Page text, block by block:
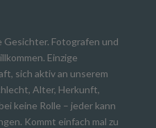
Gesichter. Fotografen und
Einzige
sich aktiv an unserem
Alter, Herkunft,
keine Rolle – jeder kann
Kommt einfach mal zu